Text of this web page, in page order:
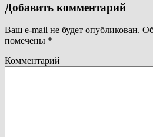
Добавить комментарий
Ваш e-mail не будет опубликован.
помечены *
Комментарий